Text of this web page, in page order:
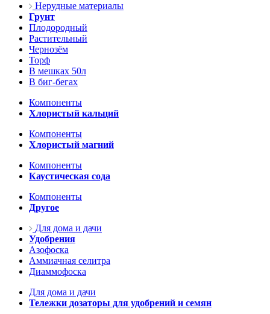
Нерудные материалы
Грунт
Плодородный
Растительный
Чернозём
Торф
В мешках 50л
В биг-бегах
Компоненты
Хлористый кальций
Компоненты
Хлористый магний
Компоненты
Каустическая сода
Компоненты
Другое
Для дома и дачи
Удобрения
Азофоска
Аммиачная селитра
Диаммофоска
Для дома и дачи
Тележки дозаторы для удобрений и семян